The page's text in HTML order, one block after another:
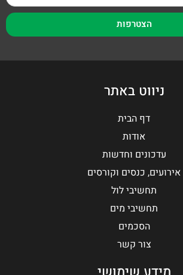
הצטרפות
ניווט באתר
דף הבית
אודות
עדכונים וחדשות
אירועים, כנסים וקורסים
תחשיבי לול
תחשיבי מים
הסכמים
צור קשר